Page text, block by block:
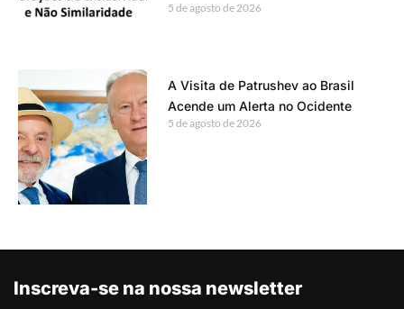
5 de agosto de 2026
A Visita de Patrushev ao Brasil
Acende um Alerta no Ocidente
5 de agosto de 2026
Inscreva-se na nossa newsletter